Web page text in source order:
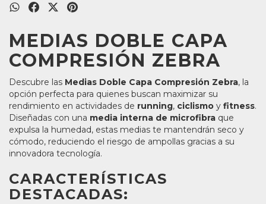
MEDIAS DOBLE CAPA
COMPRESIÓN ZEBRA
Descubre las Medias Doble Capa Compresión Zebra, la
opción perfecta para quienes buscan maximizar su
rendimiento en actividades de running, ciclismo y fitness.
Diseñadas con una media interna de microfibra que
expulsa la humedad, estas medias te mantendrán seco y
cómodo, reduciendo el riesgo de ampollas gracias a su
innovadora tecnología.
CARACTERÍSTICAS
DESTACADAS: